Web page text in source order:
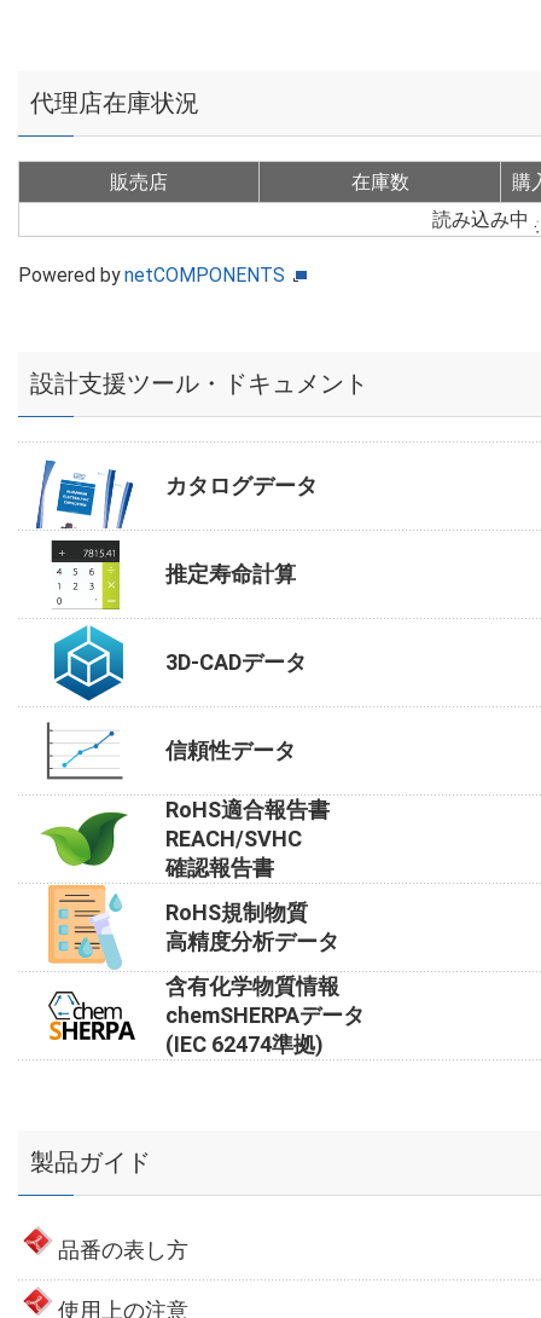
代理店在庫状況
販売店 在庫数
購
読み込み中
Powered bynetCOMPONENTS
設計支援ツール・ドキュメント
カタログデータ
推定寿命計算
3D-CADデータ
信頼性データ
RoHS適合報告書
REACH/SVHC
確認報告書
RoHS規制物質
高精度分析データ
含有化学物質情報
chemSHERPAデータ
(IEC 62474準拠)
製品ガイド
品番の表し方
使用上の注意